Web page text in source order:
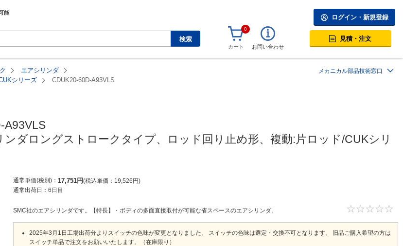
検索
ログイン・新規登録
0
カート お問い合わせ
見積・注文
エアシリンダ
シリーズ
CDUK20-60D-A93VLS
メカニカル部品技術窓口
A93VLS
ダロングストロークタイプ、ロッド回り止め形、複動:片ロッド/CUKシリ
通常単価(税別) 17,751円 税込単価 19,526円
通常出荷日： 6日目
SMC社のエアシリンダです。【特長】・ボディの多面直接取付が可能な省スペースのエアシリンダ。
2025年3月1日工場出荷分よりスイッチの色味が変更となりました。 スイッチの色味は選定・交換不可となります。 旧品ご購入希望の方は
スイッチ単品で注文をお願いいたします。（在庫限り）